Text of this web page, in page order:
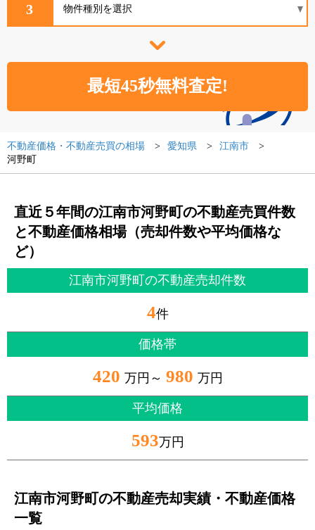
3
不動産価格・不動産売買の相場 愛知県
江南市
河野町
直近５年間の江南市河野町の不動産売買件数
と不動産価格相場（売却件数や平均価格な
ど）
江南市河野町の不動産売却件数
4件
価格帯
420 万円～ 980 万円
平均価格
593万円
江南市河野町の不動産売却実績・不動産価格
一覧